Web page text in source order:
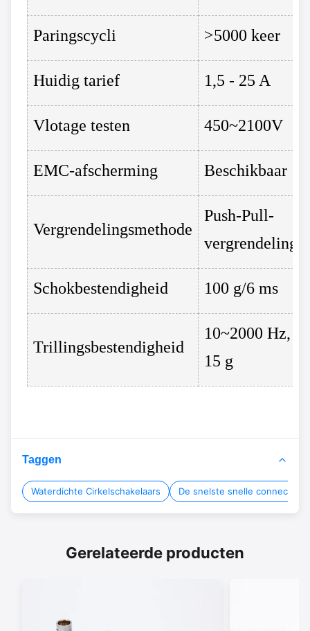
Paringscycli >5000 keer
Huidig ​​tarief 1,5 - 25 A
Vlotage testen 450~2100V
EMC-afscherming Beschikbaar
Vergrendelingsmethode
Push-Pull-
vergrendeling
Schokbestendigheid 100 g/6 ms
Trillingsbestendigheid
10~2000 Hz,
15 g
Taggen
Waterdichte Cirkelschakelaars De snelste snelle
Gerelateerde producten